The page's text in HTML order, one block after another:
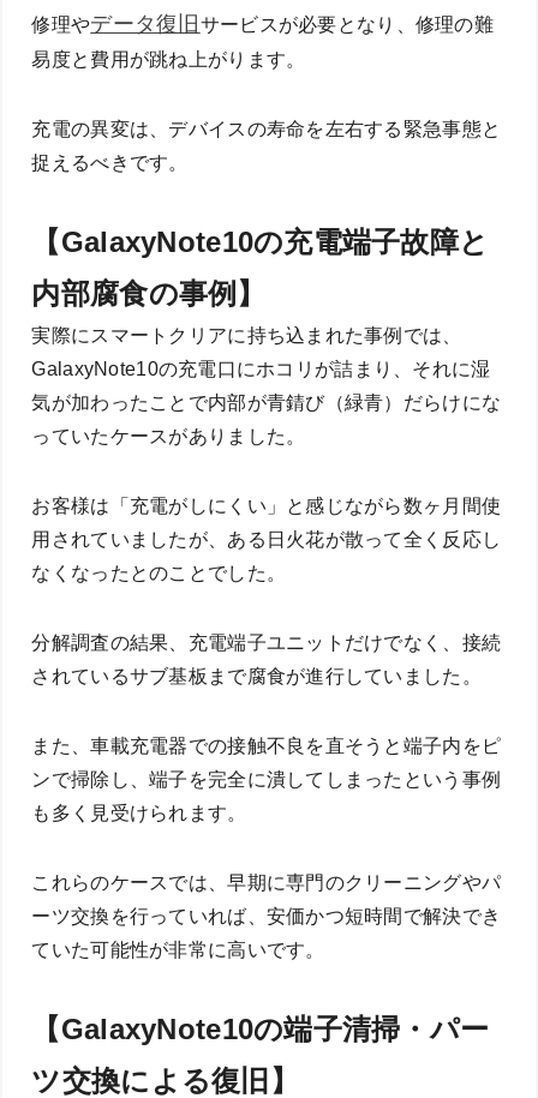
修理やデータ復旧 サービスが必要となり、修理の難
易度と費用が跳ね上がります。
充電の異変は、デバイスの寿命を左右する緊急事態と
捉えるべきです。
【GalaxyNote10の充電端子故障と
内部腐食の事例】
実際にスマートクリアに持ち込まれた事例では、
GalaxyNote10の充電口にホコリが詰まり、それに湿
気が加わったことで内部が青錆び（緑青）だらけにな
っていたケースがありました。
お客様は「充電がしにくい」と感じながら数ヶ月間使
用されていましたが、ある日火花が散って全く反応し
なくなったとのことでした。
分解調査の結果、充電端子ユニットだけでなく、接続
されているサブ基板まで腐食が進行していました。
また、車載充電器での接触不良を直そうと端子内をピ
ンで掃除し、端子を完全に潰してしまったという事例
も多く見受けられます。
これらのケースでは、早期に専門のクリーニングやパ
ーツ交換を行っていれば、安価かつ短時間で解決でき
ていた可能性が非常に高いです。
【GalaxyNote10の端子清掃・パー
ツ交換による復旧】